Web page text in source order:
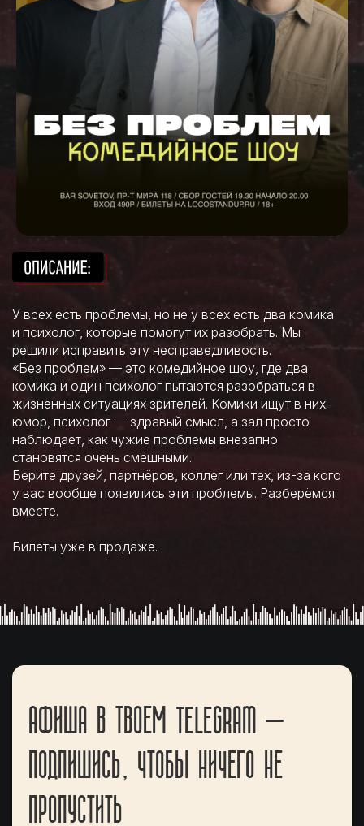
У всех есть проблемы, но не у всех есть два комика
и психолог, которые помогут их разобрать. Мы
решили исправить эту несправедливость.
«Без проблем» — это комедийное шоу, где два
комика и один психолог пытаются разобраться в
жизненных ситуациях зрителей. Комики ищут в них
юмор, психолог — здравый смысл, а зал просто
наблюдает, как чужие проблемы внезапно
становятся очень смешными.
Берите друзей, партнёров, коллег или тех, из-за кого
у вас вообще появились эти проблемы. Разберёмся
вместе.
Билеты уже в продаже.
АФИША В ТВОЕМ TELEGRAM —
ПОДПИШИСЬ, ЧТОБЫ НИЧЕГО НЕ
ПРОПУСТИТЬ